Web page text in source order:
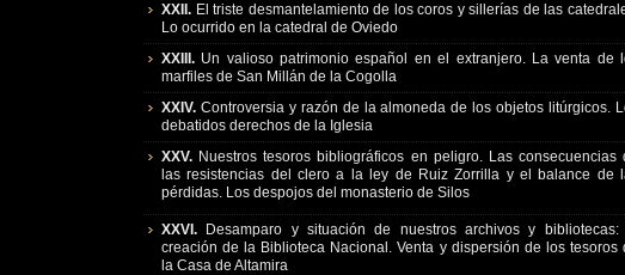
XXII. El triste desmantelamiento de los coros y sillerías de las
Lo ocurrido en la catedral de Oviedo
XXIII. Un valioso patrimonio español en el extranjero. La venta de
marfiles de San Millán de la Cogolla
XXIV. Controversia y razón de la almoneda de los objetos litúrgicos.
debatidos derechos de la Iglesia
XXV. Nuestros tesoros bibliográficos en peligro. Las consecuencias
las resistencias del clero a la ley de Ruiz Zorrilla y el balance de
pérdidas. Los despojos del monasterio de Silos
XXVI. Desamparo y situación de nuestros archivos y bibliotecas:
creación de la Biblioteca Nacional. Venta y dispersión de los tesoros
la Casa de Altamira